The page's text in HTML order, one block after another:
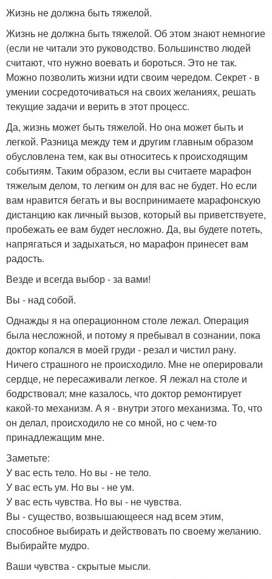
Жизнь не должна быть тяжелой.
Жизнь не должна быть тяжелой. Об этом знают немногие
(если не читали это руководство. Большинство людей
считают, что нужно воевать и бороться. Это не так.
Можно позволить жизни идти своим чередом. Секрет - в
умении сосредоточиваться на своих желаниях, решать
текущие задачи и верить в этот процесс.
Да, жизнь может быть тяжелой. Но она может быть и
легкой. Разница между тем и другим главным образом
обусловлена тем, как вы относитесь к происходящим
событиям. Таким образом, если вы считаете марафон
тяжелым делом, то легким он для вас не будет. Но если
вам нравится бегать и вы воспринимаете марафонскую
дистанцию как личный вызов, который вы приветствуете,
пробежать ее вам будет несложно. Да, вы будете потеть,
напрягаться и задыхаться, но марафон принесет вам
радость.
Везде и всегда выбор - за вами!
Вы - над собой.
Однажды я на операционном столе лежал. Операция
была несложной, и потому я пребывал в сознании, пока
доктор копался в моей груди - резал и чистил рану.
Ничего страшного не происходило. Мне не оперировали
сердце, не пересаживали легкое. Я лежал на столе и
бодрствовал; мне казалось, что доктор ремонтирует
какой-то механизм. А я - внутри этого механизма. То, что
он делал, происходило не со мной, но с чем-то
принадлежащим мне.
Заметьте:
У вас есть тело. Но вы - не тело.
У вас есть ум. Но вы - не ум.
У вас есть чувства. Но вы - не чувства.
Вы - существо, возвышающееся над всем этим,
способное выбирать и действовать по своему желанию.
Выбирайте мудро.
Ваши чувства - скрытые мысли.